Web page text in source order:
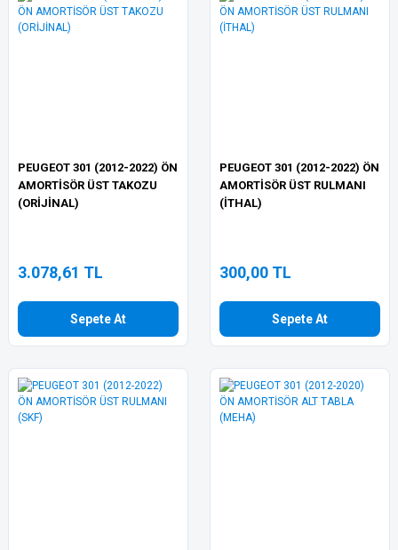
PEUGEOT 301 (2012-2022) ÖN
AMORTİSÖR ÜST TAKOZU
(ORİJİNAL)
3.078,61 TL
Sepete At
PEUGEOT 301 (2012-2022) ÖN
AMORTİSÖR ÜST RULMANI
(İTHAL)
300,00 TL
Sepete At